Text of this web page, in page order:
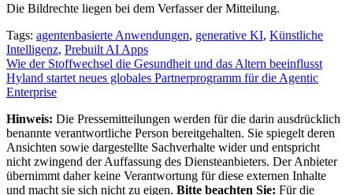
Die Bildrechte liegen bei dem Verfasser der Mitteilung.
Tags: agentenbasierte Anwendungen, generative KI, Künstliche
Intelligenz, Prebuilt AI Apps
Beitragsnavigation
Wie der Stoffwechsel die Gesundheit und das Altern beeinflusst
Hyland startet neues globales Partnerprogramm für die Agentic
Enterprise
Hinweis: Die Pressemitteilungen werden für die darin ausdrücklich
benannte verantwortliche Person bereitgehalten. Sie spiegelt deren
Ansichten sowie dargestellte Sachverhalte wider und entspricht
nicht zwingend der Auffassung des Diensteanbieters. Der Anbieter
übernimmt daher keine Verantwortung für diese externen Inhalte
und macht sie sich nicht zu eigen. Bitte beachten Sie: Für die